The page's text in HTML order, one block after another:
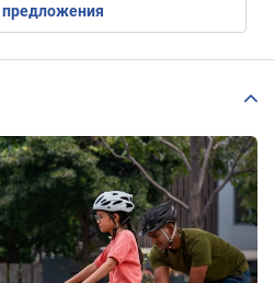
предложения